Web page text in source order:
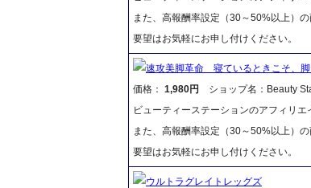
また、高報酬率設定（30～50%以上）
要望はお気軽にお申し付けください。
速攻美脚革命 寝ているときこそ、脚
価格： 1,980円
ショップ名：Beauty
ビューティーステーションのアフィリ
また、高報酬率設定（30～50%以上）
要望はお気軽にお申し付けください。
ウルトラグレイトレッグズ